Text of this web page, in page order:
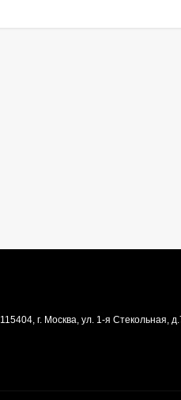
115404, г. Москва, ул. 1-я Стекольная,